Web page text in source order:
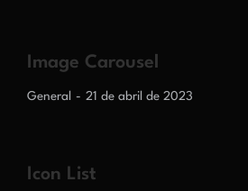
Image Carousel
General 21 de abril de 2023
Icon List